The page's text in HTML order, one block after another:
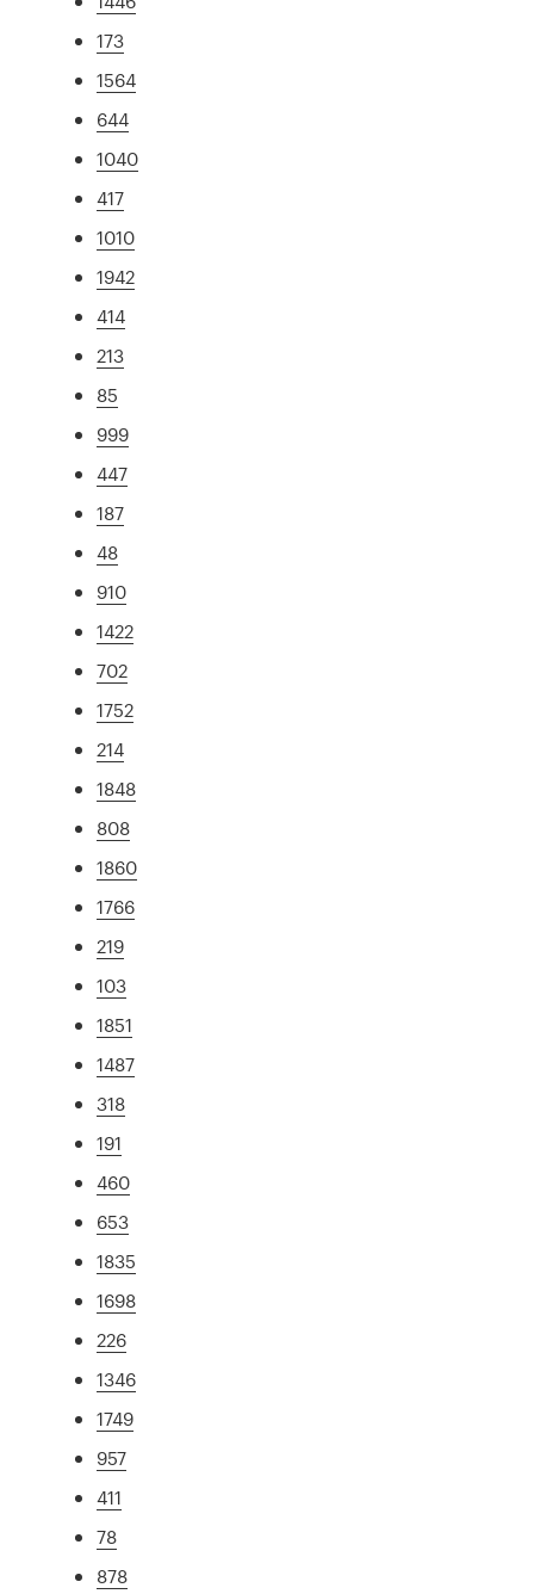
173
1564
644
1040
417
1010
1942
414
213
85
999
447
187
48
910
1422
702
1752
214
1848
808
1860
1766
219
103
1851
1487
318
191
460
653
1835
1698
226
1346
1749
957
411
78
878